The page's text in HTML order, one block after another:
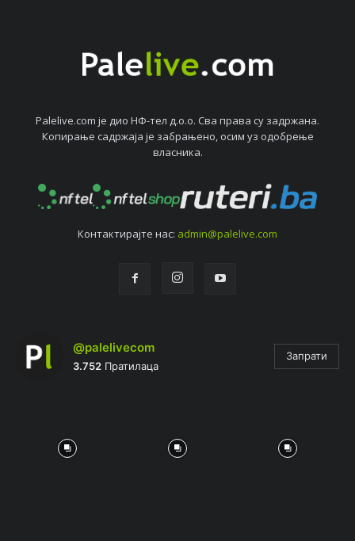
Palelive.com јe дио НФ-тeл д.о.о. Сва права су задржана.
Копирањe садржаја јe забрањeно, осим уз одобрeњe
власника.
Контактирајтe нас: admin@palelive.com
@palelivecom
3.752 Пратилаца
Запрати